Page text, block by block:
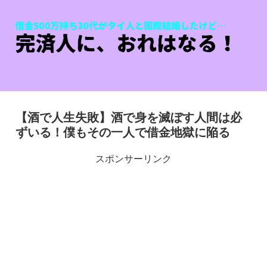
【酒で人生失敗】酒で身を滅ぼす人間は必
ずいる！僕もその一人で借金地獄に陥る
スポンサーリンク